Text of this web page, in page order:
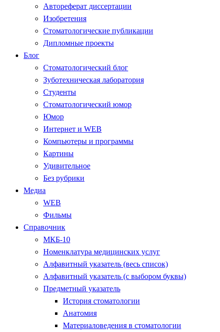
Автореферат диссертации
Изобретения
Стоматологические публикации
Дипломные проекты
Блог
Стоматологический блог
Зуботехническая лаборатория
Студенты
Стоматологический юмор
Юмор
Интернет и WEB
Компьютеры и программы
Картины
Удивительное
Без рубрики
Медиа
WEB
Фильмы
Справочник
МКБ-10
Номенклатура медицинских услуг
Алфавитный указатель (весь список)
Алфавитный указатель (с выбором буквы)
Предметный указатель
История стоматологии
Анатомия
Материаловедения в стоматологии